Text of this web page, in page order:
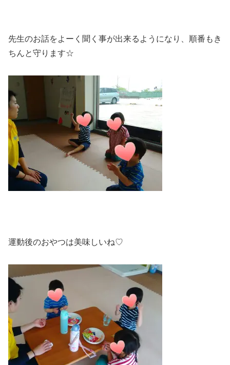
先生のお話をよーく聞く事が出来るようになり、順番もき
ちんと守ります☆
運動後のおやつは美味しいね♡